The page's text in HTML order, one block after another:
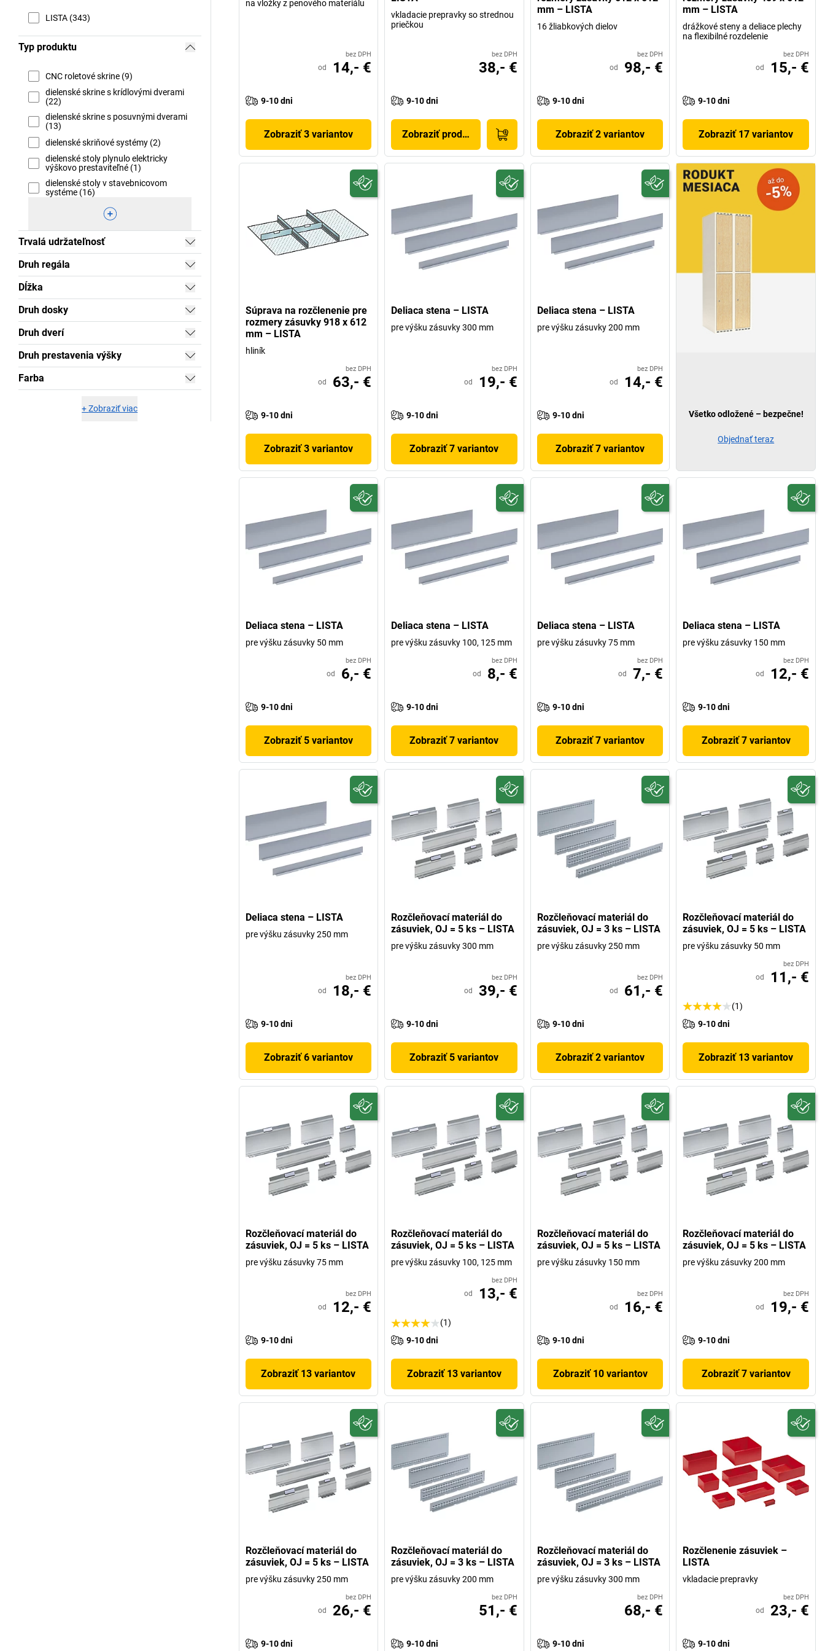
LISTA (343)
Typ produktu
CNC roletové skrine (9)
dielenské skrine s krídlovými dverami
(22)
dielenské skrine s posuvnými dverami
(13)
dielenské skriňové systémy (2)
dielenské stoly plynulo elektricky
výškovo prestaviteľné (1)
dielenské stoly v stavebnicovom
systéme (16)
Trvalá udržateľnosť
Druh regála
Dĺžka
Druh dosky
Druh dverí
Druh prestavenia výšky
Farba
+Zobraziť viac
na vložky z penového materiálu
bez DPH
od 14,- €
9-10 dni
Zobraziť 3 variantov
vkladacie prepravky so strednou
priečkou
bez DPH
38,- €
9-10 dni
Zobraziť produkt
mm – LISTA
16 žliabkových dielov
bez DPH
od 98,- €
9-10 dni
Zobraziť 2 variantov
mm – LISTA
drážkové steny a deliace plechy
na flexibilné rozdelenie
bez DPH
od 15,- €
9-10 dni
Zobraziť 17 variantov
Súprava na rozčlenenie pre
rozmery zásuvky 918 x 612
mm – LISTA
hliník
bez DPH
od 63,- €
9-10 dni
Zobraziť 3 variantov
Deliaca stena – LISTA
pre výšku zásuvky 300 mm
bez DPH
od 19,- €
9-10 dni
Zobraziť 7 variantov
Deliaca stena – LISTA
pre výšku zásuvky 200 mm
bez DPH
od 14,- €
9-10 dni
Zobraziť 7 variantov
Deliaca stena – LISTA
pre výšku zásuvky 50 mm
bez DPH
od 6,- €
9-10 dni
Zobraziť 5 variantov
Deliaca stena – LISTA
pre výšku zásuvky 100, 125 mm
bez DPH
od 8,- €
9-10 dni
Zobraziť 7 variantov
Deliaca stena – LISTA
pre výšku zásuvky 75 mm
bez DPH
od 7,- €
9-10 dni
Zobraziť 7 variantov
Deliaca stena – LISTA
pre výšku zásuvky 150 mm
bez DPH
od 12,- €
9-10 dni
Zobraziť 7 variantov
Deliaca stena – LISTA
pre výšku zásuvky 250 mm
bez DPH
od 18,- €
9-10 dni
Zobraziť 6 variantov
Rozčleňovací materiál do
zásuviek, OJ = 5 ks – LISTA
pre výšku zásuvky 300 mm
bez DPH
od 39,- €
9-10 dni
Zobraziť 5 variantov
Rozčleňovací materiál do
zásuviek, OJ = 3 ks – LISTA
pre výšku zásuvky 250 mm
bez DPH
od 61,- €
9-10 dni
Zobraziť 2 variantov
Rozčleňovací materiál do
zásuviek, OJ = 5 ks – LISTA
pre výšku zásuvky 50 mm
bez DPH
od 11,- €
(1)
9-10 dni
Zobraziť 13 variantov
Rozčleňovací materiál do
zásuviek, OJ = 5 ks – LISTA
pre výšku zásuvky 75 mm
bez DPH
od 12,- €
9-10 dni
Zobraziť 13 variantov
Rozčleňovací materiál do
zásuviek, OJ = 5 ks – LISTA
pre výšku zásuvky 100, 125 mm
bez DPH
od 13,- €
(1)
9-10 dni
Zobraziť 13 variantov
Rozčleňovací materiál do
zásuviek, OJ = 5 ks – LISTA
pre výšku zásuvky 150 mm
bez DPH
od 16,- €
9-10 dni
Zobraziť 10 variantov
Rozčleňovací materiál do
zásuviek, OJ = 5 ks – LISTA
pre výšku zásuvky 200 mm
bez DPH
od 19,- €
9-10 dni
Zobraziť 7 variantov
Rozčleňovací materiál do
zásuviek, OJ = 5 ks – LISTA
pre výšku zásuvky 250 mm
bez DPH
od 26,- €
9-10 dni
Rozčleňovací materiál do
zásuviek, OJ = 3 ks – LISTA
pre výšku zásuvky 200 mm
bez DPH
51,- €
9-10 dni
Rozčleňovací materiál do
zásuviek, OJ = 3 ks – LISTA
pre výšku zásuvky 300 mm
bez DPH
68,- €
9-10 dni
Rozčlenenie zásuviek –
LISTA
vkladacie prepravky
bez DPH
od 23,- €
9-10 dni
Všetko odložené – bezpečne!
Objednať teraz